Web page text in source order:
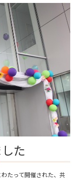
た
たって開催された、共